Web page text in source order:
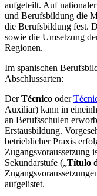
aufgeteilt. Auf
und Berufsbildung die
die Berufsbildung fest.
sowie die Umsetzung
Regionen.
Im spanischen
Abschlussarten:
DerTécnico oder
Auxiliar) kann in
an Berufsschulen
Erstausbildung.
betrieblicher Praxis
Zugangsvoraussetzung
Sekundarstufe („Título
aufgelistet.